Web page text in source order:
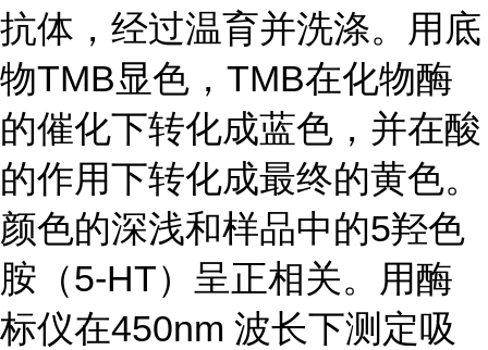
抗体，经过温育并洗涤。用底
物TMB显色，TMB在化物酶
的催化下转化成蓝色，并在酸
的作用下转化成最终的黄色。
颜色的深浅和样品中的5羟色
胺（5-HT）呈正相关。用酶
标仪在450nm 波长下测定吸